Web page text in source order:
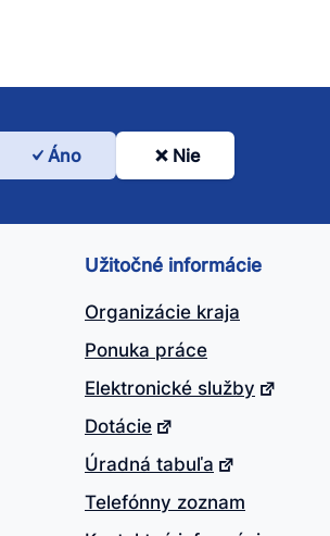
článok
užitočný?
Áno Nie
Užitočné informácie
Organizácie kraja
Ponuka práce
Elektronické služby
Dotácie
Úradná tabuľa
Telefónny zoznam